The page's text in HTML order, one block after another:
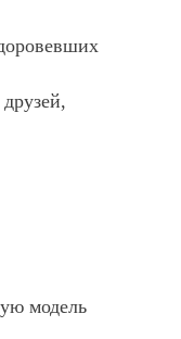
модель